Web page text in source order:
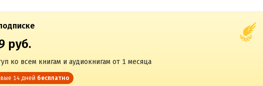
руб.
ко всем книгам и аудиокнигам от 1 месяца
14 дней бесплатно